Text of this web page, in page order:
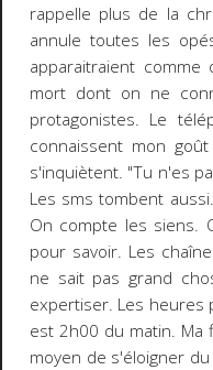
rappelle plus de la
annule toutes les
apparaitraient
mort dont on ne
protagonistes. Le
connaissent mon
s'inquiètent. "Tu n'es
Les sms tombent
On compte les siens.
pour savoir. Les
ne sait pas grand
expertiser. Les heures
est 2h00 du matin. Ma
moyen de s'éloigner